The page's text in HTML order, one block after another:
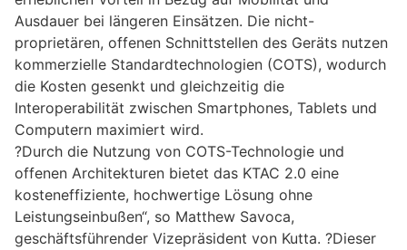
Ausdauer bei längeren Einsätzen. Die nicht-
proprietären, offenen Schnittstellen des Geräts nutzen
kommerzielle Standardtechnologien (COTS), wodurch
die Kosten gesenkt und gleichzeitig die
Interoperabilität zwischen Smartphones, Tablets und
Computern maximiert wird.
?Durch die Nutzung von COTS-Technologie und
offenen Architekturen bietet das KTAC 2.0 eine
kosteneffiziente, hochwertige Lösung ohne
Leistungseinbußen“, so Matthew Savoca,
geschäftsführender Vizepräsident von Kutta. ?Dieser